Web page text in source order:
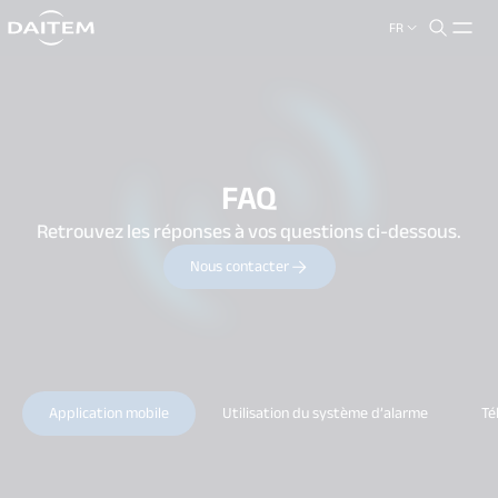
FR
search.label
FAQ
Retrouvez les réponses à vos questions ci-dessous.
Nous contacter
Application mobile Utilisation du système d’alarme